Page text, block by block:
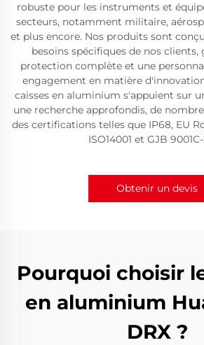
robuste pour les instruments et
secteurs, notamment militaire,
et plus encore. Nos produits sont
besoins spécifiques de nos clients,
protection complète et une
engagement en matière
caisses en aluminium s'appuient sur
une recherche approfondis, de
des certifications telles que IP68, EU
ISO14001 et GJB 9001C-
Obtenir un devis
Pourquoi choisir
en aluminium
DRX ?